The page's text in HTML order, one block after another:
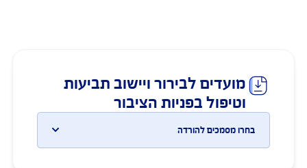
של הגשת תביעה - בכפוף לחוק, דרישות המפקח על
הביטוח במשרד האוצר, תנאי הפוליסה וערכי השירות
שלנו.